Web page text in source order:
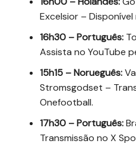
Excelsior – Disponível
16h30 – Português:
Assista no YouTube
15h15 – Norueguês:
Stromsgodset –
Onefootball.
17h30 – Português:
Transmissão no X